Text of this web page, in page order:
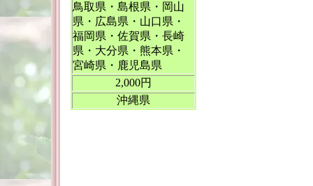
鳥取県・島根県・岡山
県・広島県・山口県・
福岡県・佐賀県・長崎
県・大分県・熊本県・
宮崎県・鹿児島県
2,000円
沖縄県